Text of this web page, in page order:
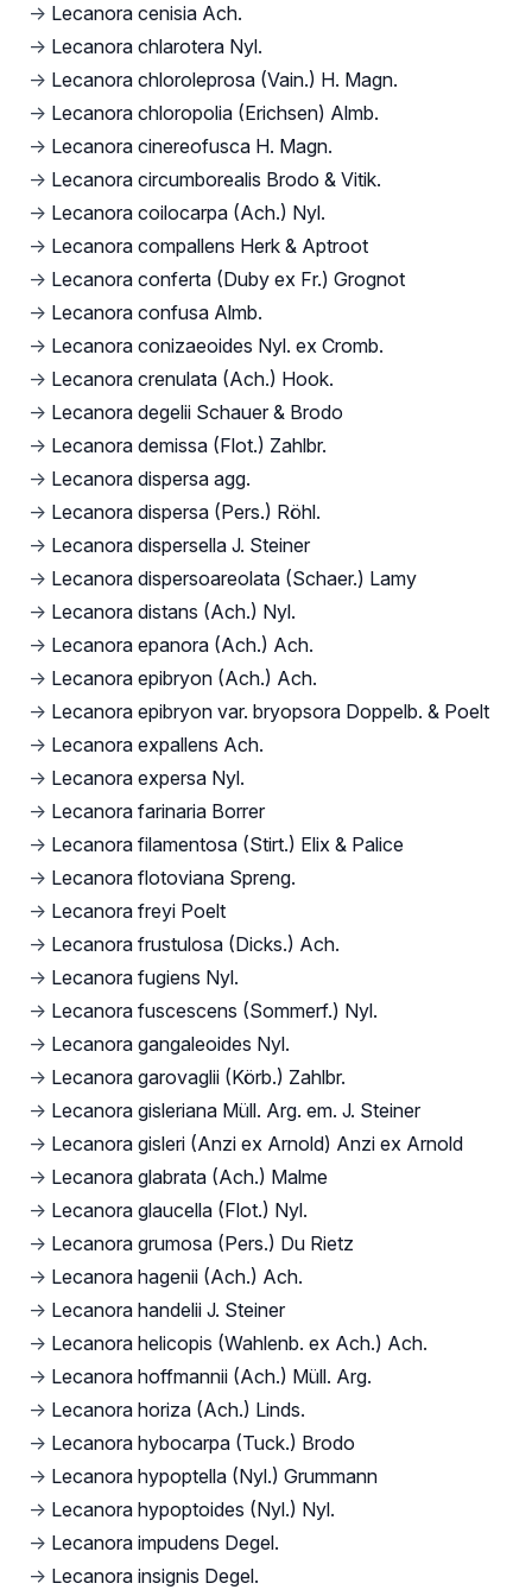
→ Lecanora cenisia Ach.
→ Lecanora chlarotera Nyl.
→ Lecanora chloroleprosa (Vain.) H. Magn.
→ Lecanora chloropolia (Erichsen) Almb.
→ Lecanora cinereofusca H. Magn.
→ Lecanora circumborealis Brodo & Vitik.
→ Lecanora coilocarpa (Ach.) Nyl.
→ Lecanora compallens Herk & Aptroot
→ Lecanora conferta (Duby ex Fr.) Grognot
→ Lecanora confusa Almb.
→ Lecanora conizaeoides Nyl. ex Cromb.
→ Lecanora crenulata (Ach.) Hook.
→ Lecanora degelii Schauer & Brodo
→ Lecanora demissa (Flot.) Zahlbr.
→ Lecanora dispersa agg.
→ Lecanora dispersa (Pers.) Röhl.
→ Lecanora dispersella J. Steiner
→ Lecanora dispersoareolata (Schaer.) Lamy
→ Lecanora distans (Ach.) Nyl.
→ Lecanora epanora (Ach.) Ach.
→ Lecanora epibryon (Ach.) Ach.
→ Lecanora epibryon var. bryopsora Doppelb. & Poelt
→ Lecanora expallens Ach.
→ Lecanora expersa Nyl.
→ Lecanora farinaria Borrer
→ Lecanora filamentosa (Stirt.) Elix & Palice
→ Lecanora flotoviana Spreng.
→ Lecanora freyi Poelt
→ Lecanora frustulosa (Dicks.) Ach.
→ Lecanora fugiens Nyl.
→ Lecanora fuscescens (Sommerf.) Nyl.
→ Lecanora gangaleoides Nyl.
→ Lecanora garovaglii (Körb.) Zahlbr.
→ Lecanora gisleriana Müll. Arg. em. J. Steiner
→ Lecanora gisleri (Anzi ex Arnold) Anzi ex Arnold
→ Lecanora glabrata (Ach.) Malme
→ Lecanora glaucella (Flot.) Nyl.
→ Lecanora grumosa (Pers.) Du Rietz
→ Lecanora hagenii (Ach.) Ach.
→ Lecanora handelii J. Steiner
→ Lecanora helicopis (Wahlenb. ex Ach.) Ach.
→ Lecanora hoffmannii (Ach.) Müll. Arg.
→ Lecanora horiza (Ach.) Linds.
→ Lecanora hybocarpa (Tuck.) Brodo
→ Lecanora hypoptella (Nyl.) Grummann
→ Lecanora hypoptoides (Nyl.) Nyl.
→ Lecanora impudens Degel.
→ Lecanora insignis Degel.